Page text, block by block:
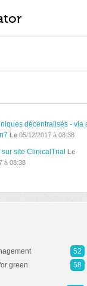
décentralisés - via
Le05/12/2017 à 08:38
sur site ClinicalTrial Le
à 08:38
52
green
58